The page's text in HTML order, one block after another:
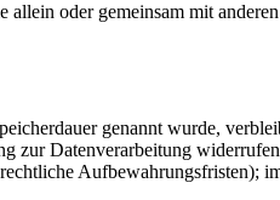
oder gemeinsam mit
genannt wurde,
zur Datenverarbeitung